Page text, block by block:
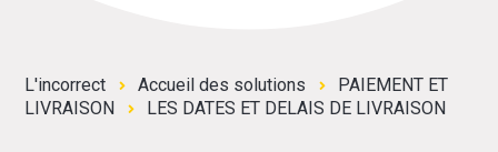
L'incorrect Accueil des solutions
PAIEMENT ET
LIVRAISON
LES DATES ET DELAIS DE LIVRAISON